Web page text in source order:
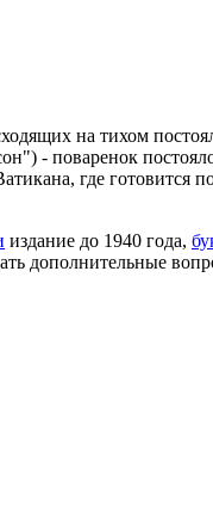
на тихом
- поваренок
где
издание до 1940 года,
дополнительные